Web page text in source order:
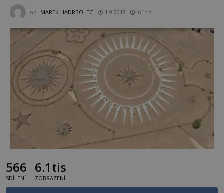
od MAREK HADRBOLEC 1.9.2018 6.1tis
566
SDÍLENÍ
6.1tis
ZOBRAZENÍ